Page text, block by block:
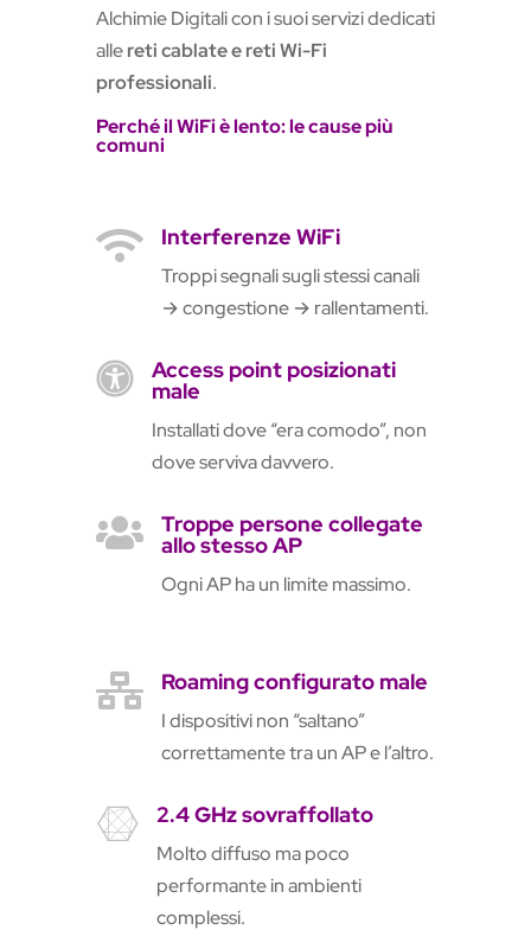
Alchimie Digitali con i suoi servizi dedicati
allereti cablate e reti Wi-Fi
professionali.
Perché il WiFi è lento: le cause più
comuni
 Interferenze WiFi
Troppi segnali sugli stessi canali
→ congestione → rallentamenti.
 Access point posizionati
male
Installati dove “era comodo”, non
dove serviva davvero.
 Troppe persone collegate
allo stesso AP
Ogni AP ha un limite massimo.
 Roaming configurato male
I dispositivi non “saltano”
correttamente tra un AP e l’altro.
 2.4 GHz sovraffollato
Molto diffuso ma poco
performante in ambienti
complessi.